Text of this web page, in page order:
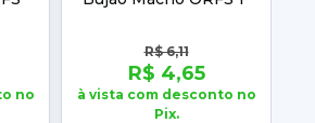
no
R$ 6,11
R$ 4,65
à vista com desconto no
Pix.